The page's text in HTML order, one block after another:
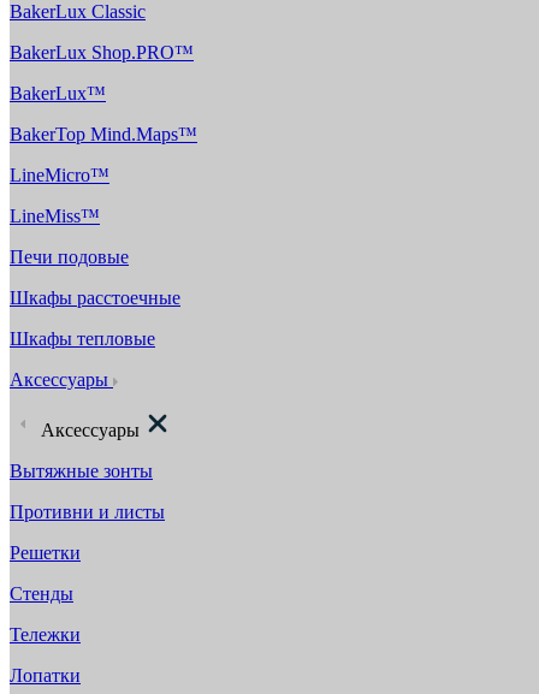
BakerLux Classic
BakerLux Shop.PRO™
BakerLux™
BakerTop Mind.Maps™
LineMicro™
LineMiss™
Печи подовые
Шкафы расстоечные
Шкафы тепловые
Аксессуары
Аксессуары
Вытяжные зонты
Противни и листы
Решетки
Стенды
Тележки
Лопатки